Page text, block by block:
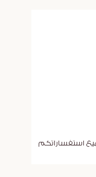
استفساراتكم